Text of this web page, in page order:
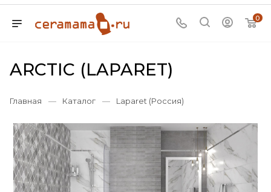
0
ARCTIC (LAPARET)
Главная — Каталог — Laparet (Россия)